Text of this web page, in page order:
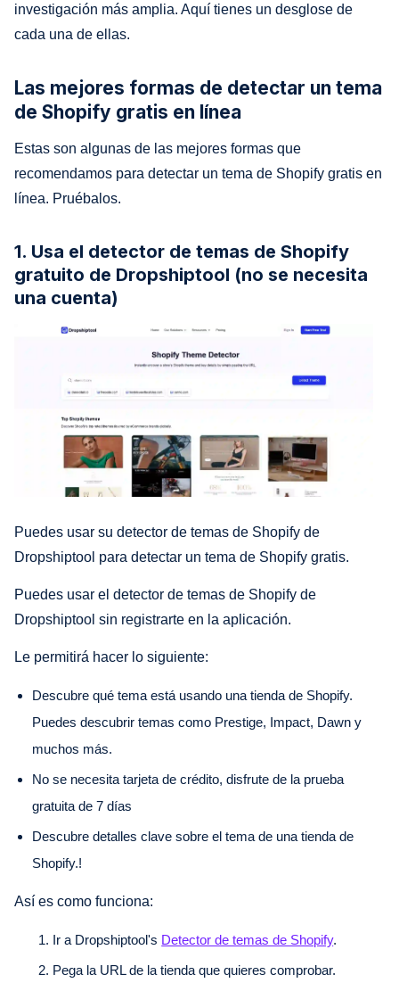
investigación más amplia. Aquí tienes un desglose de
cada una de ellas.
Las mejores formas de detectar un tema
de Shopify gratis en línea
Estas son algunas de las mejores formas que
recomendamos para detectar un tema de Shopify gratis en
línea. Pruébalos.
1. Usa el detector de temas de Shopify
gratuito de Dropshiptool (no se necesita
una cuenta)
Puedes usar su detector de temas de Shopify de
Dropshiptool para detectar un tema de Shopify gratis.
Puedes usar el detector de temas de Shopify de
Dropshiptool sin registrarte en la aplicación.
Le permitirá hacer lo siguiente:
Descubre qué tema está usando una tienda de Shopify.
Puedes descubrir temas como Prestige, Impact, Dawn y
muchos más.
No se necesita tarjeta de crédito, disfrute de la prueba
gratuita de 7 días
Descubre detalles clave sobre el tema de una tienda de
Shopify.!
Así es como funciona:
Ir a Dropshiptool's Detector de temas de Shopify.
Pega la URL de la tienda que quieres comprobar.